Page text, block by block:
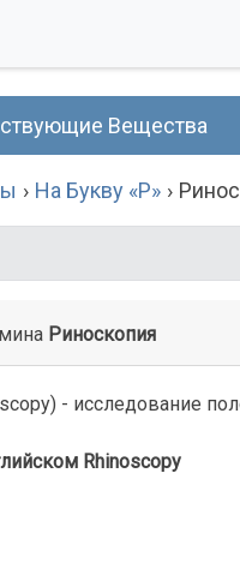
Вещества
На Букву «Р»
Риноскопия
- исследование
Rhinoscopy